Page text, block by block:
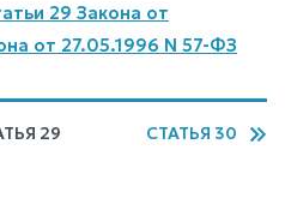
29 Закона от
от 27.05.1996 N 57-ФЗ
29 СТАТЬЯ 30